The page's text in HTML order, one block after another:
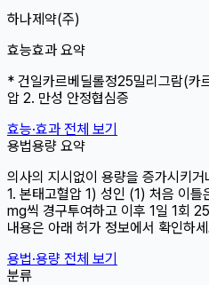
하나제약(주)
효능효과 요약
* 건일카르베딜롤정25밀리그람(카
압 2. 만성 안정협심증
효능·효과 전체 보기
용법용량 요약
의사의 지시없이 용량을 증가시키
1. 본태고혈압 1) 성인 (1) 처음 이틀
mg씩 경구투여하고 이후 1일 1회
내용은 아래 허가 정보에서 확인하
용법·용량 전체 보기
분류